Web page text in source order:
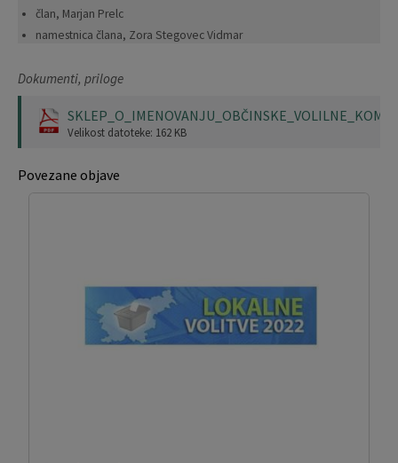
član, Marjan Prelc
namestnica člana, Zora Stegovec Vidmar
Dokumenti, priloge
Velikost datoteke: 162 KB
Povezane objave
Krajevne skupnosti
Naselja v občini
Organigram
Katalog informacij javnega značaja
Predpisi in odloki
Lokalno glasilo
Proračun občine